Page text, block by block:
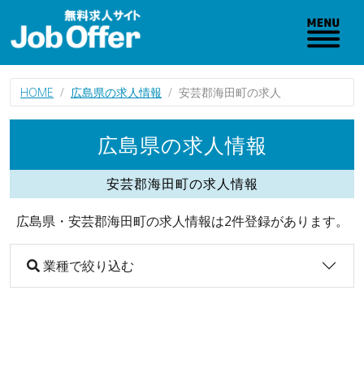
HOME 広島県の求人情報 安芸郡海田町の求人
広島県の求人情報
安芸郡海田町の求人情報
広島県・安芸郡海田町の求人情報は2件登録があります。
業種で絞り込む